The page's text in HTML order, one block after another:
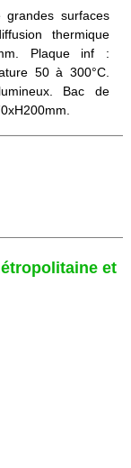
surfaces
thermique
Plaque inf :
50 à 300°C.
Bac de
et